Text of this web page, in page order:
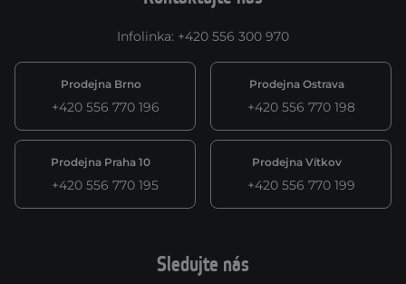
Infolinka: +420 556 300 970
Prodejna Brno
+420 556 770 196
Prodejna Ostrava
+420 556 770 198
Prodejna Praha 10
+420 556 770 195
Prodejna Vítkov
+420 556 770 199
Sledujte nás